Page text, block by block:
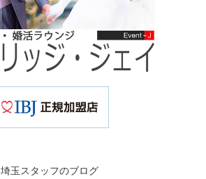
埼玉スタッフのブログ